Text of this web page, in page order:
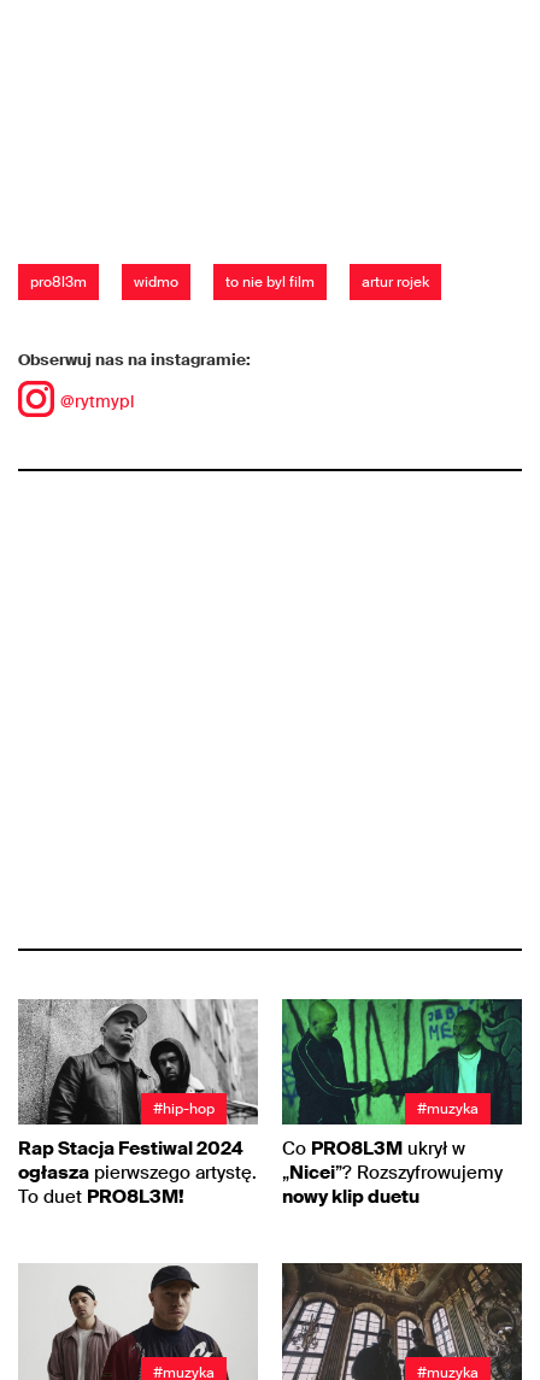
pro8l3m widmo to nie byl film artur rojek
Obserwuj nas na instagramie:
@rytmypl
#hip-hop
Rap Stacja Festiwal 2024
ogłasza pierwszego artystę.
To duet PRO8L3M!
#muzyka
Co PRO8L3M ukrył w
„Nicei”? Rozszyfrowujemy
nowy klip duetu
#muzyka #muzyka